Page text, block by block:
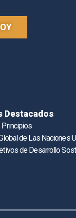
Destacados
de Las Naciones
de Desarrollo